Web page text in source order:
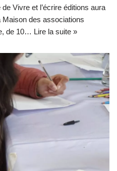
Vivre et l’écrire éditions aura
Maison des associations
de 10… Lire la suite »